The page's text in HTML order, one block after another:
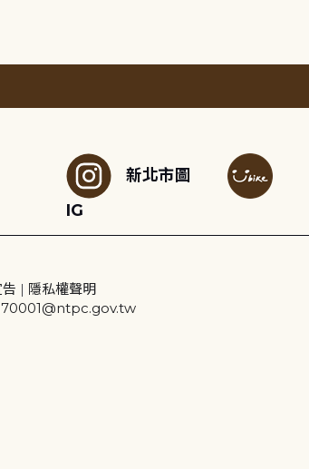
新北市圖
IG
| 隱私權聲明